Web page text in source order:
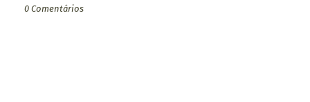
0 Comentários